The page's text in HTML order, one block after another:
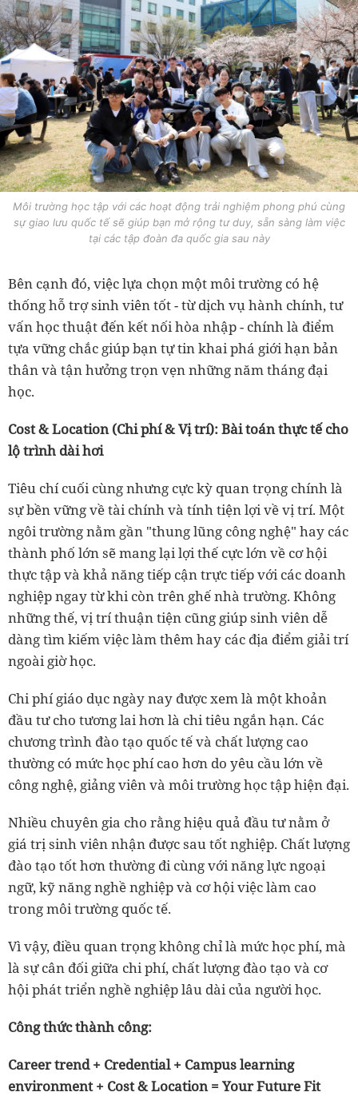
Môi trường học tập với các hoạt động trải nghiệm phong phú cùng
sự giao lưu quốc tế sẽ giúp bạn mở rộng tư duy, sẵn sàng làm việc
tại các tập đoàn đa quốc gia sau này
Bên cạnh đó, việc lựa chọn một môi trường có hệ
thống hỗ trợ sinh viên tốt - từ dịch vụ hành chính, tư
vấn học thuật đến kết nối hòa nhập - chính là điểm
tựa vững chắc giúp bạn tự tin khai phá giới hạn bản
thân và tận hưởng trọn vẹn những năm tháng đại
học.
Cost & Location (Chi phí & Vị trí): Bài toán thực tế cho
lộ trình dài hơi
Tiêu chí cuối cùng nhưng cực kỳ quan trọng chính là
sự bền vững về tài chính và tính tiện lợi về vị trí. Một
ngôi trường nằm gần "thung lũng công nghệ" hay các
thành phố lớn sẽ mang lại lợi thế cực lớn về cơ hội
thực tập và khả năng tiếp cận trực tiếp với các doanh
nghiệp ngay từ khi còn trên ghế nhà trường. Không
những thế, vị trí thuận tiện cũng giúp sinh viên dễ
dàng tìm kiếm việc làm thêm hay các địa điểm giải trí
ngoài giờ học.
Chi phí giáo dục ngày nay được xem là một khoản
đầu tư cho tương lai hơn là chi tiêu ngắn hạn. Các
chương trình đào tạo quốc tế và chất lượng cao
thường có mức học phí cao hơn do yêu cầu lớn về
công nghệ, giảng viên và môi trường học tập hiện đại.
Nhiều chuyên gia cho rằng hiệu quả đầu tư nằm ở
giá trị sinh viên nhận được sau tốt nghiệp. Chất lượng
đào tạo tốt hơn thường đi cùng với năng lực ngoại
ngữ, kỹ năng nghề nghiệp và cơ hội việc làm cao
trong môi trường quốc tế.
Vì vậy, điều quan trọng không chỉ là mức học phí, mà
là sự cân đối giữa chi phí, chất lượng đào tạo và cơ
hội phát triển nghề nghiệp lâu dài của người học.
Công thức thành công:
Career trend + Credential + Campus learning
environment + Cost & Location = Your Future Fit